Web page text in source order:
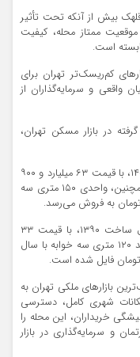
بیش از آنکه تحت تأثیر
موقعیت ممتاز محله، کیفیت
است.
کم‌ریسک‌تر تهران برای
و سرمایه‌گذاران از
در بازار مسکن تهران،
یک واحد ۱۴۵ متری دو خوابه با سال ساخت ۱۴۰۴، با قیمت ۶۳ میلیارد و ۹۰۰
میلیون تومان در دسترس خریداران قرار دارد. همچنین، واحدی ۱۵۰ متری سه
واحد دیگری، به متراژ ۹۰ متر دو خوابه با سال ساخت ۱۳۹۰، با قیمت ۳۳
میلیارد تومان معامله می‌شود. همچنین، یک واحد ۱۲۰ متری سه خوابه با سال
بازارهای ملکی تهران به
شهری کامل، دسترسی
خریداران، این محله را
و سرمایه‌گذاری در بازار